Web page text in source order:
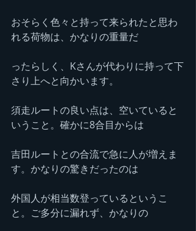
おそらく色々と持って来られたと思わ
れる荷物は、かなりの重量だ
ったらしく、Kさんが代わりに持って下
さり上へと向かいます。
須走ルートの良い点は、空いていると
いうこと。確かに8合目からは
吉田ルートとの合流で急に人が増えま
す。かなりの驚きだったのは
外国人が相当数登っているというこ
と。ご多分に漏れず、かなりの